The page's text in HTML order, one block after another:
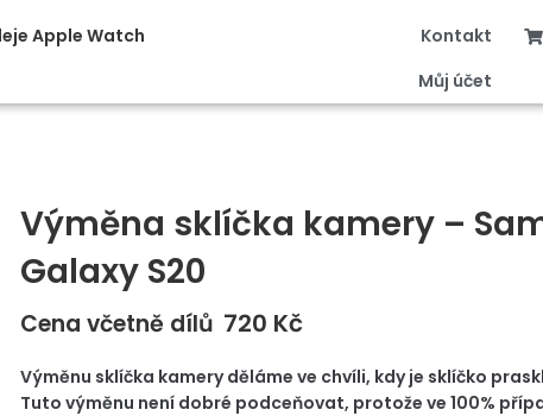
Apple Watch
Kontakt
Můj účet
Výměna sklíčka kamery –
Galaxy S20
Cena včetně dílů 720 Kč
Výměnu sklíčka kamery děláme ve chvíli, kdy je sklíčko
Tuto výměnu není dobré podceňovat, protože ve 100%